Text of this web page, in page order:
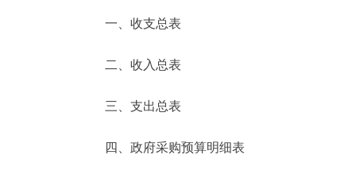
12345网上接诉即办
参与调查
走进北京
北京概况
一、收支总表
二、收入总表
三、支出总表
四、政府采购预算明细表